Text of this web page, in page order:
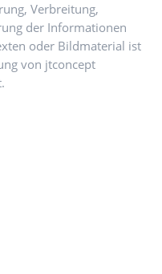
Verbreitung,
der Informationen
oder Bildmaterial ist
von jtconcept